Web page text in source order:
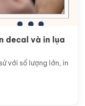
decal và in lụa
với số lượng lớn, in